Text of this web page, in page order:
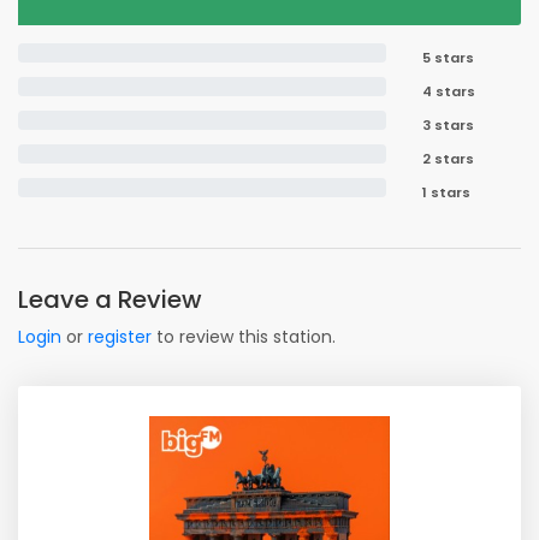
5 stars
4 stars
3 stars
2 stars
1 stars
Leave a Review
Login or register to review this station.